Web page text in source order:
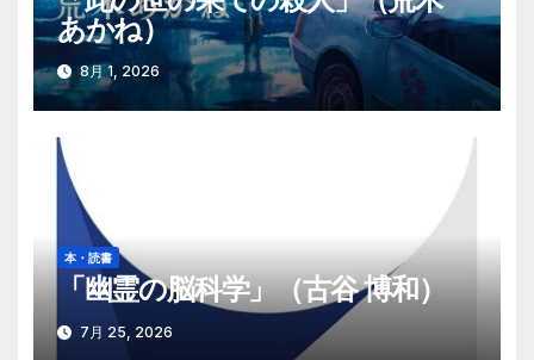
ン
あかね）
8月 1, 2026
本・読書
「幽霊の脳科学」（古谷 博和）
7月 25, 2026